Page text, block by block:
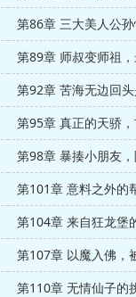
第86章 三大美人公
第89章 师叔变师祖
第92章 苦海无边回
第95章 真正的天骄
第101章 意料之外的
第107章 以魔入佛，
第110章 无情仙子的